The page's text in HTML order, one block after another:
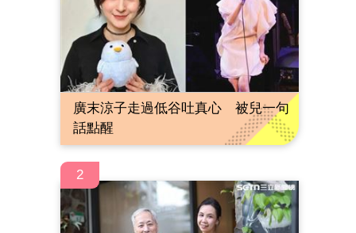
廣末涼子走過低谷吐真心 被兒一句
話點醒
2